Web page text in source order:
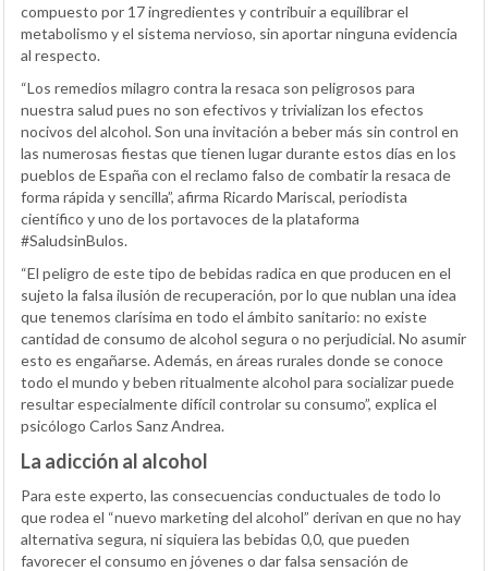
compuesto por 17 ingredientes y contribuir a equilibrar el
metabolismo y el sistema nervioso, sin aportar ninguna evidencia
al respecto.
“Los remedios milagro contra la resaca son peligrosos para
nuestra salud pues no son efectivos y trivializan los efectos
nocivos del alcohol. Son una invitación a beber más sin control en
las numerosas fiestas que tienen lugar durante estos días en los
pueblos de España con el reclamo falso de combatir la resaca de
forma rápida y sencilla”, afirma Ricardo Mariscal, periodista
científico y uno de los portavoces de la plataforma
#SaludsinBulos.
“El peligro de este tipo de bebidas radica en que producen en el
sujeto la falsa ilusión de recuperación, por lo que nublan una idea
que tenemos clarísima en todo el ámbito sanitario: no existe
cantidad de consumo de alcohol segura o no perjudicial. No asumir
esto es engañarse. Además, en áreas rurales donde se conoce
todo el mundo y beben ritualmente alcohol para socializar puede
resultar especialmente difícil controlar su consumo”, explica el
psicólogo Carlos Sanz Andrea.
La adicción al alcohol
Para este experto, las consecuencias conductuales de todo lo
que rodea el “nuevo marketing del alcohol” derivan en que no hay
alternativa segura, ni siquiera las bebidas 0,0, que pueden
favorecer el consumo en jóvenes o dar falsa sensación de